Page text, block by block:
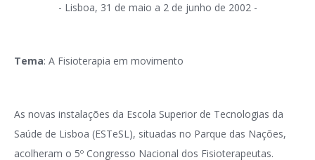
- Lisboa, 31 de maio a 2 de junho de 2002 -
Tema: A Fisioterapia em movimento
As novas instalações da Escola Superior de Tecnologias da
Saúde de Lisboa (ESTeSL), situadas no Parque das Nações,
acolheram o 5º Congresso Nacional dos Fisioterapeutas.